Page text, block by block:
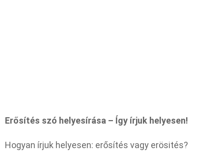
Erősítés szó helyesírása – Így írjuk helyesen!
Hogyan írjuk helyesen: erősítés vagy erösités?